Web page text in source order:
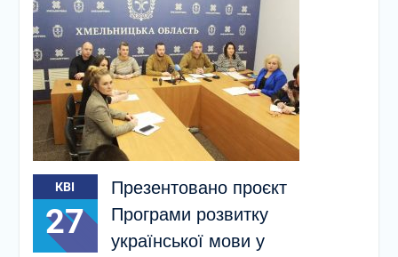
КВІ
27
Презентовано проєкт
Програми розвитку
української мови у